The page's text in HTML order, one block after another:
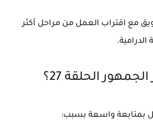
مع اقتراب العمل من مراحل أكثر
الدرامية.
الحلقة 27؟
بمتابعة واسعة بسبب: